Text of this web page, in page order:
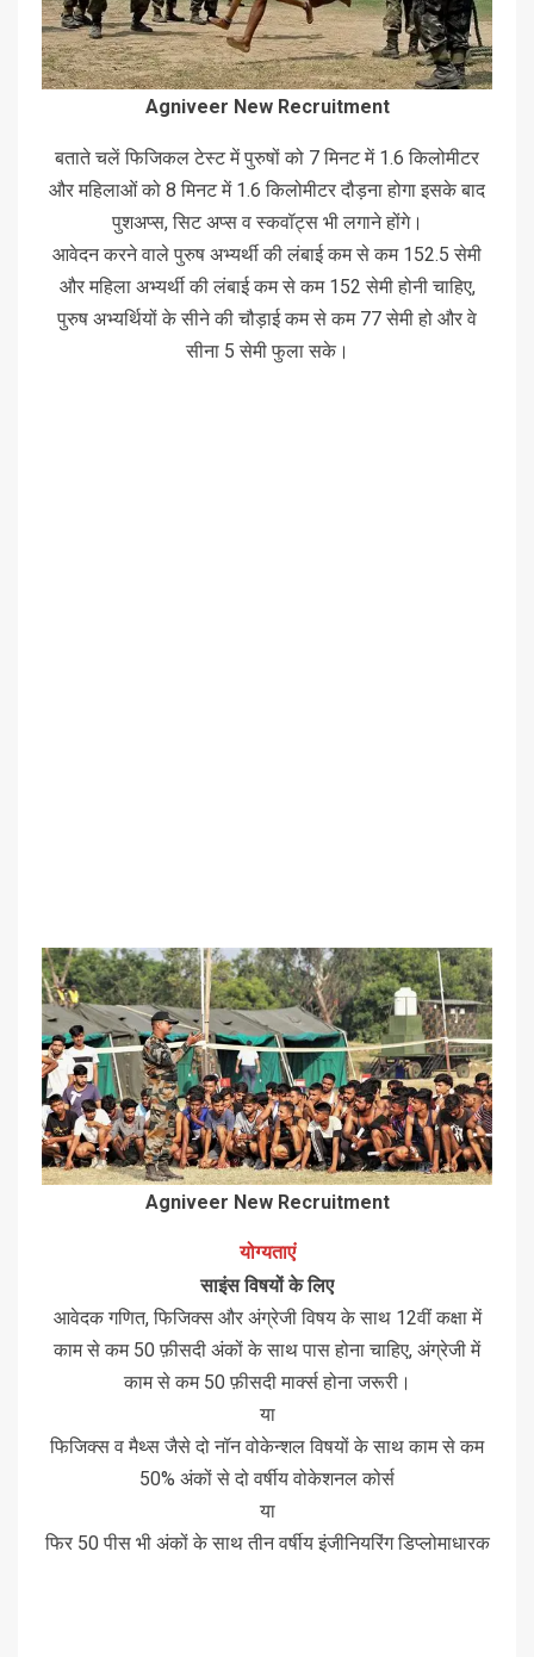
Agniveer New Recruitment
बताते चलें फिजिकल टेस्ट में पुरुषों को 7 मिनट में 1.6 किलोमीटर
और महिलाओं को 8 मिनट में 1.6 किलोमीटर दौड़ना होगा इसके बाद
पुशअप्स, सिट अप्स व स्कवॉट्स भी लगाने होंगे।
आवेदन करने वाले पुरुष अभ्यर्थी की लंबाई कम से कम 152.5 सेमी
और महिला अभ्यर्थी की लंबाई कम से कम 152 सेमी होनी चाहिए,
पुरुष अभ्यर्थियों के सीने की चौड़ाई कम से कम 77 सेमी हो और वे
सीना 5 सेमी फुला सके।
Agniveer New Recruitment
योग्यताएं
साइंस विषयों के लिए
आवेदक गणित, फिजिक्स और अंग्रेजी विषय के साथ 12वीं कक्षा में
काम से कम 50 फ़ीसदी अंकों के साथ पास होना चाहिए, अंग्रेजी में
काम से कम 50 फ़ीसदी मार्क्स होना जरूरी।
या
फिजिक्स व मैथ्स जैसे दो नॉन वोकेन्शल विषयों के साथ काम से कम
50% अंकों से दो वर्षीय वोकेशनल कोर्स
या
फिर 50 पीस भी अंकों के साथ तीन वर्षीय इंजीनियरिंग डिप्लोमाधारक